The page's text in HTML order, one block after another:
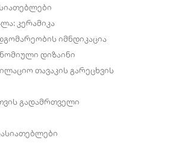
კერამიკა
იმნდიკაცია
დიზაინი
თავაკის გარეცხვის
გადამრთველი